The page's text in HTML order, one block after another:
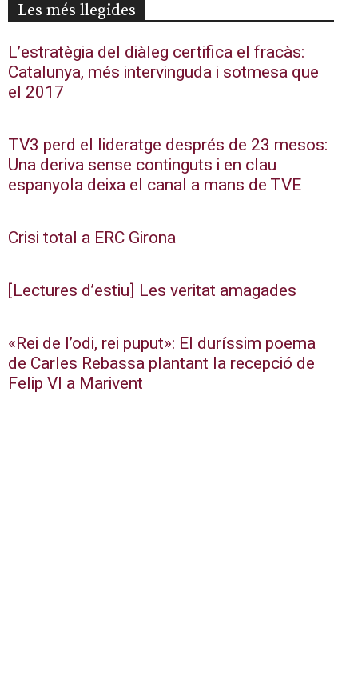
Les més llegides
L’estratègia del diàleg certifica el fracàs:
Catalunya, més intervinguda i sotmesa que
el 2017
TV3 perd el lideratge després de 23 mesos:
Una deriva sense continguts i en clau
espanyola deixa el canal a mans de TVE
Crisi total a ERC Girona
[Lectures d’estiu] Les veritat amagades
«Rei de l’odi, rei puput»: El duríssim poema
de Carles Rebassa plantant la recepció de
Felip VI a Marivent